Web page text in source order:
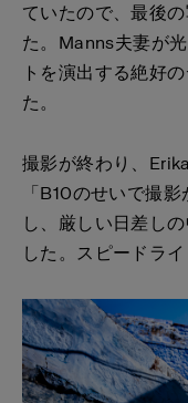
ていたので、最後
た。Manns夫妻が
トを演出する絶好
た。
撮影が終わり、
「B10のせいで撮
し、厳しい日差し
した。スピードラ